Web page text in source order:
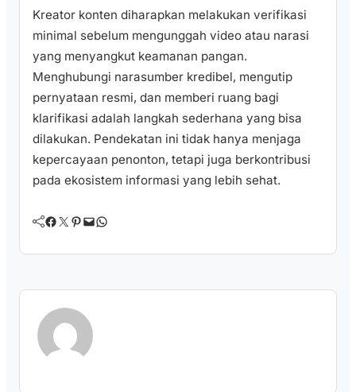
Kreator konten diharapkan melakukan verifikasi
minimal sebelum mengunggah video atau narasi
yang menyangkut keamanan pangan.
Menghubungi narasumber kredibel, mengutip
pernyataan resmi, dan memberi ruang bagi
klarifikasi adalah langkah sederhana yang bisa
dilakukan. Pendekatan ini tidak hanya menjaga
kepercayaan penonton, tetapi juga berkontribusi
pada ekosistem informasi yang lebih sehat.
Facebook Twitter Pinterest Mail WhatsApp